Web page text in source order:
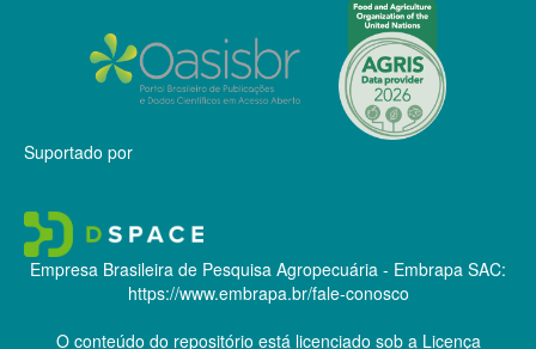
Suportado por
Empresa Brasileira de Pesquisa Agropecuária - Embrapa SAC:
https://www.embrapa.br/fale-conosco
O conteúdo do repositório está licenciado sob a Licença